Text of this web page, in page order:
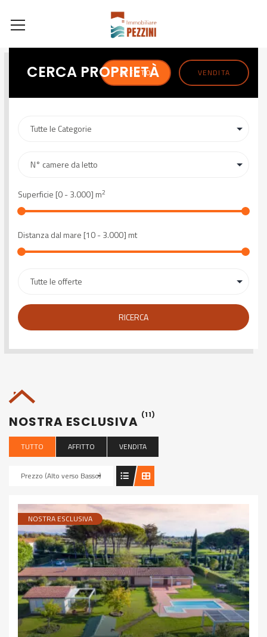
CERCA PROPRIETÀ
AFFITTO VENDITA
Superficie [0-3.000] m2
Distanza dal mare [10-3.000] mt
RICERCA
NOSTRA ESCLUSIVA (11)
TUTTO AFFITTO VENDITA
Prezzo (Alto verso Basso)
NOSTRA ESCLUSIVA